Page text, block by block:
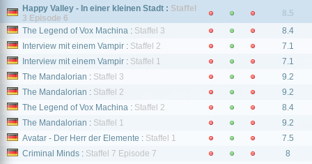
Happy Valley - In einer kleinen Stadt : Staffel
3 Episode 6
8.5
The Legend of Vox Machina : Staffel 3
8.4
Interview mit einem Vampir : Staffel 2
7.1
Interview mit einem Vampir : Staffel 1
7.1
The Mandalorian : Staffel 3
9.2
The Mandalorian : Staffel 2
9.2
The Legend of Vox Machina : Staffel 2
8.4
The Mandalorian : Staffel 1
9.2
Avatar - Der Herr der Elemente : Staffel 1
7.5
Criminal Minds : Staffel 7 Episode 7 8